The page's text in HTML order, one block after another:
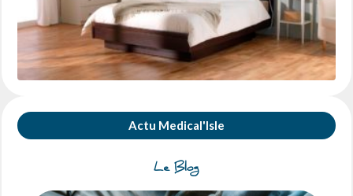
Actu Medical'Isle
Le Blog